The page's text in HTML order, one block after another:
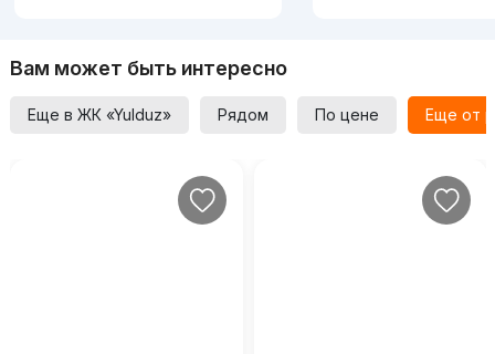
Вам может быть интересно
Еще в ЖК «Yulduz» Рядом По цене Еще от